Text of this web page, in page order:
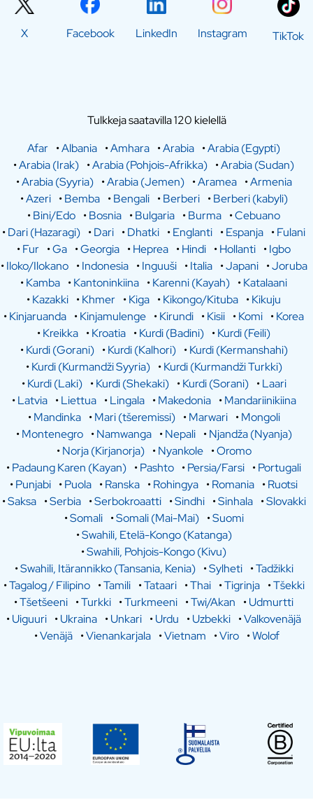
X Facebook LinkedIn Instagram TikTok
Tulkkeja saatavilla 120 kielellä
Afar •Albania •Amhara •Arabia •Arabia (Egypti)
•Arabia (Irak) •Arabia (Pohjois-Afrikka) •Arabia (Sudan)
•Arabia (Syyria) •Arabia (Jemen) •Aramea •Armenia
•Azeri •Bemba •Bengali •Berberi •Berberi (kabyli)
•Bini/Edo •Bosnia •Bulgaria •Burma •Cebuano
•Dari (Hazaragi) •Dari •Dhatki •Englanti •Espanja •Fulani
•Fur •Ga •Georgia •Heprea •Hindi •Hollanti •Igbo
•Iloko/Ilokano •Indonesia •Inguuši •Italia •Japani •Joruba
•Kamba •Kantoninkiina •Karenni (Kayah) •Katalaani
•Kazakki •Khmer •Kiga •Kikongo/Kituba •Kikuju
•Kinjaruanda •Kinjamulenge •Kirundi •Kisii •Komi •Korea
•Kreikka •Kroatia •Kurdi (Badini) •Kurdi (Feili)
•Kurdi (Gorani) •Kurdi (Kalhori) •Kurdi (Kermanshahi)
•Kurdi (Kurmandži Syyria) •Kurdi (Kurmandži Turkki)
•Kurdi (Laki) •Kurdi (Shekaki) •Kurdi (Sorani) •Laari
•Latvia •Liettua •Lingala •Makedonia •Mandariinikiina
•Mandinka •Mari (tšeremissi) •Marwari •Mongoli
•Montenegro •Namwanga •Nepali •Njandža (Nyanja)
•Norja (Kirjanorja) •Nyankole •Oromo
•Padaung Karen (Kayan) •Pashto •Persia/Farsi •Portugali
•Punjabi •Puola •Ranska •Rohingya •Romania •Ruotsi
•Saksa •Serbia •Serbokroaatti •Sindhi •Sinhala •Slovakki
•Somali •Somali (Mai-Mai) •Suomi
•Swahili, Etelä-Kongo (Katanga)
•Swahili, Pohjois-Kongo (Kivu)
•Swahili, Itärannikko (Tansania, Kenia) •Sylheti •Tadžikki
•Tagalog / Filipino •Tamili •Tataari •Thai •Tigrinja •Tšekki
•Tšetšeeni •Turkki •Turkmeeni •Twi/Akan •Udmurtti
•Uiguuri •Ukraina •Unkari •Urdu •Uzbekki •Valkovenäjä
•Venäjä •Vienankarjala •Vietnam •Viro •Wolof